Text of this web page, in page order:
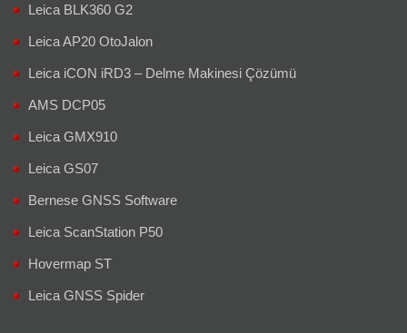
Leica BLK360 G2
Leica AP20 OtoJalon
Leica iCON iRD3 – Delme Makinesi Çözümü
AMS DCP05
Leica GMX910
Leica GS07
Bernese GNSS Software
Leica ScanStation P50
Hovermap ST
Leica GNSS Spider